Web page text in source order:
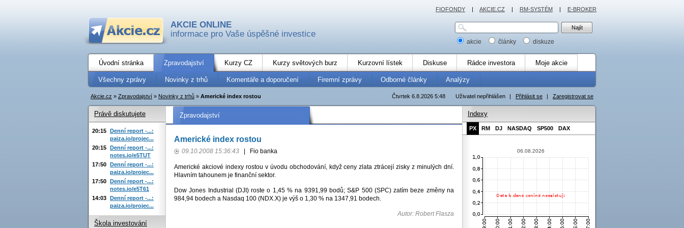
AKCIE ONLINE
informace pro Vaše úspěšné investice
akcie články diskuze
Úvodní stránka Zpravodajství Kurzy CZ Kurzy světových burz Kurzovní lístek Diskuse Rádce investora Moje akcie
Všechny zprávy Novinky z trhů Komentáře a doporučení Firemní zprávy Odborné články Analýzy
Uživatel nepřihlášen | Přihlásit se | Zaregistrovat se
Čtvrtek 6.8.2026 5:48
Akcie.cz » Zpravodajství » Novinky z trhů » Americké index rostou
Zpravodajství
Americké index rostou
09.10.2008 15:36:43 Fio banka
Americké akciové indexy rostou v úvodu obchodování, když ceny zlata ztrácejí zisky z minulých dní.
Hlavním tahounem je finanční sektor.
Dow Jones Industrial (DJI) roste o 1,45 % na 9391,99 bodů; S&P 500 (SPC) zatím beze změny na
984,94 bodech a Nasdaq 100 (NDX.X) je výš o 1,30 % na 1347,91 bodech.
Autor: Robert Flasza
Právě diskutujete
20:15 Denní report -...:
paiza.io/projec...
20:15 Denní report -...:
notes.io/e5TUT
17:50 Denní report -...:
paiza.io/projec...
17:50 Denní report -...:
notes.io/e5T61
14:03 Denní report -...:
paiza.io/projec...
Škola investování
Indexy
PX RM DJ NASDAQ SP500 DAX
06.08.2026
FIOFONDY | AKCIE.CZ | RM-SYSTÉM | E-BROKER